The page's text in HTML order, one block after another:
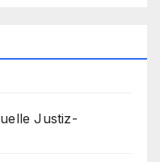
Justiz-